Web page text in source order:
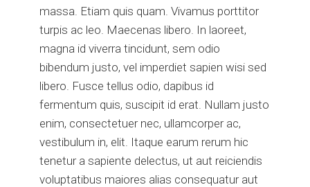
massa. Etiam quis quam. Vivamus porttitor
turpis ac leo. Maecenas libero. In laoreet,
magna id viverra tincidunt, sem odio
bibendum justo, vel imperdiet sapien wisi sed
libero. Fusce tellus odio, dapibus id
fermentum quis, suscipit id erat. Nullam justo
enim, consectetuer nec, ullamcorper ac,
vestibulum in, elit. Itaque earum rerum hic
tenetur a sapiente delectus, ut aut reiciendis
voluptatibus maiores alias consequatur aut